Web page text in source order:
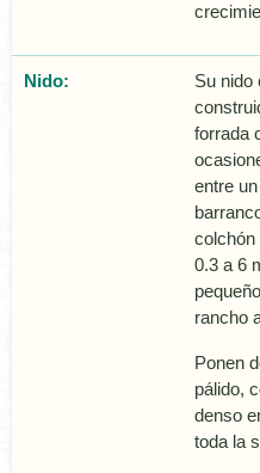
Nido:
Su nido
forrada
entre
colchón
0.3 a 6
rancho
Ponen
pálido,
denso
toda la